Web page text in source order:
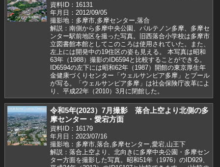
資料ID：16131
年月日：2012/09/05
撮影地：多摩市,多摩センター,落合
解説：南側から多摩中央公園、パルテノン多摩、多摩セ
ンター駅前地区を撮った写真。旧西落合小学校は多摩市
立図書館本館としてこのころは使用されていた。また、
左上には開発中の19住区の姿も見える。 本写真は昭和
63年（1988）撮影のID6594と比較することができる。
ID6594の左下には昭和62年（1987）開館の東京厚生年
金健康づくりセンター「ウェルサンピア多摩」とプール
が写る。「ウェルサンピア多摩」は社会保険庁改革によ
り、平成22年（2010）3月に閉館した。
令和5年(2023）7月撮影 落合上空より北側の多
摩センター・愛宕方面
資料ID：16179
年月日：2023/07/16
撮影地：多摩市,落合,多摩センター,愛宕,山王下
解説：落合上空より、北向きに多摩中央公園・多摩セン
ター方面を撮影した写真。昭和51年（1976）のID929、